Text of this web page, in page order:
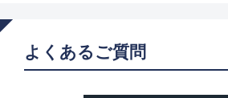
よくあるご質問